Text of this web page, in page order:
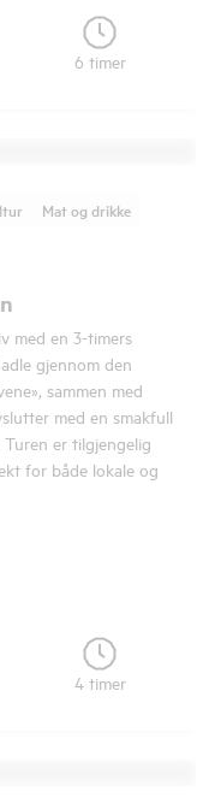
6 timer
Mat og drikke
med en 3-timers
gjennom den
sammen med
med en smakfull
er tilgjengelig
for både lokale og
4 timer